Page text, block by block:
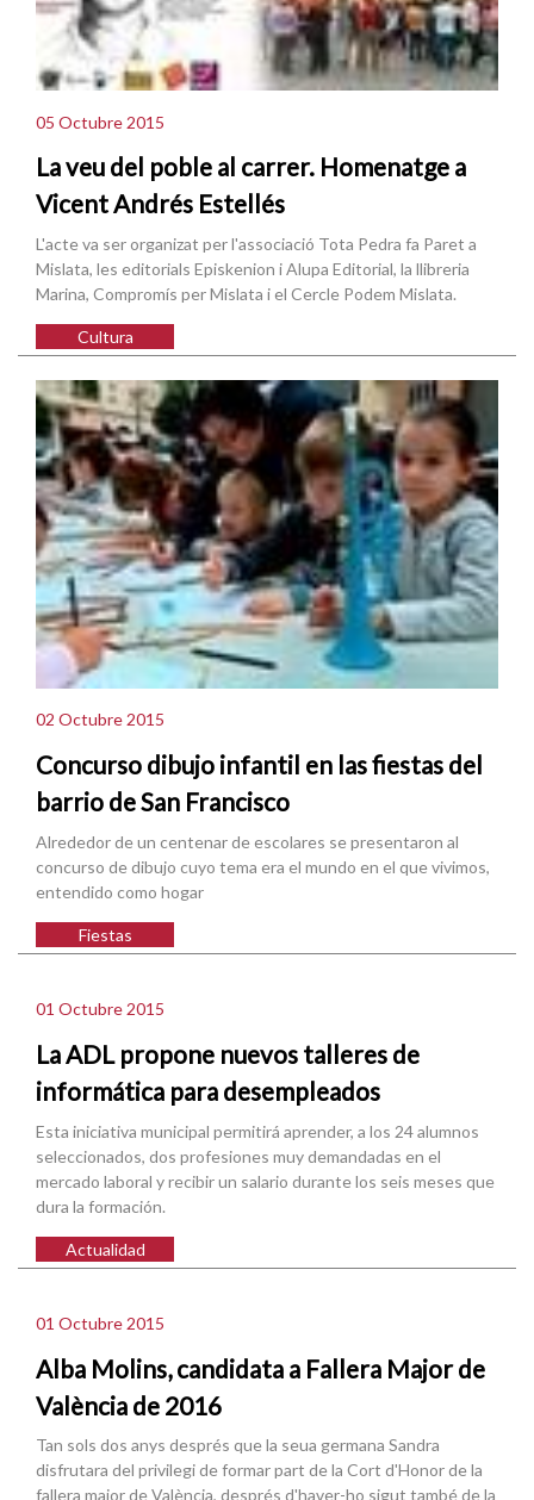
05 Octubre 2015
La veu del poble al carrer. Homenatge a
Vicent Andrés Estellés
L'acte va ser organizat per l'associació Tota Pedra fa Paret a
Mislata, les editorials Episkenion i Alupa Editorial, la llibreria
Marina, Compromís per Mislata i el Cercle Podem Mislata.
Cultura
02 Octubre 2015
Concurso dibujo infantil en las fiestas del
barrio de San Francisco
Alrededor de un centenar de escolares se presentaron al
concurso de dibujo cuyo tema era el mundo en el que vivimos,
entendido como hogar
Fiestas
01 Octubre 2015
La ADL propone nuevos talleres de
informática para desempleados
Esta iniciativa municipal permitirá aprender, a los 24 alumnos
seleccionados, dos profesiones muy demandadas en el
mercado laboral y recibir un salario durante los seis meses que
dura la formación.
Actualidad
01 Octubre 2015
Alba Molins, candidata a Fallera Major de
València de 2016
Tan sols dos anys després que la seua germana Sandra
disfrutara del privilegi de formar part de la Cort d'Honor de la
fallera major de València, després d'haver-ho sigut també de la